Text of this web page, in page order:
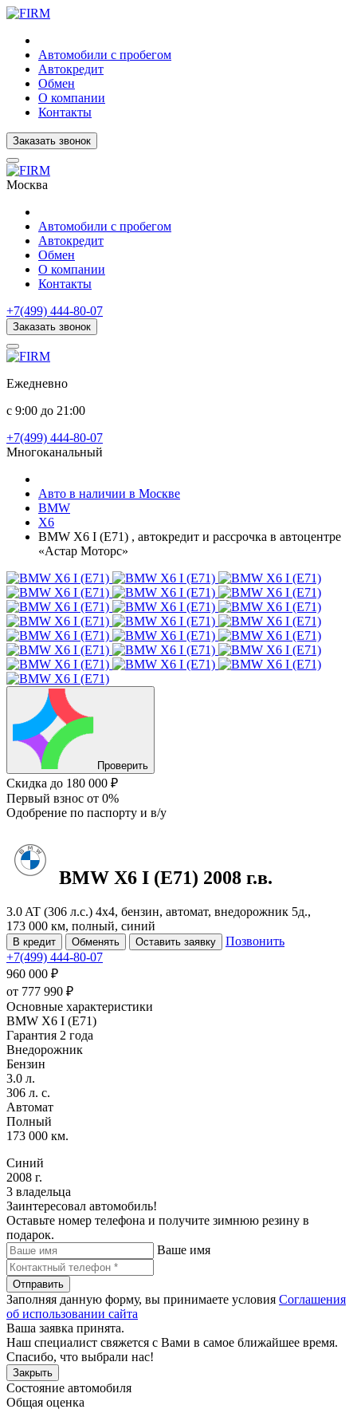
Автомобили с пробегом
Автокредит
Обмен
О компании
Контакты
Заказать звонок
Москва
Автомобили с пробегом
Автокредит
Обмен
О компании
Контакты
+7(499) 444-80-07
Заказать звонок
Ежедневно
с 9:00 до 21:00
+7(499) 444-80-07
Многоканальный
Авто в наличии в Москве
BMW
X6
BMW X6 I (E71) , автокредит и рассрочка в автоцентре
«Астар Моторс»
Проверить
Скидка до 180 000 ₽
Первый взнос от 0%
Одобрение по паспорту и в/у
BMW X6 I (E71) 2008 г.в.
3.0 AT (306 л.с.) 4x4, бензин, автомат, внедорожник 5д.,
173 000 км, полный, синий
В кредит Обменять Оставить заявку
Позвонить
+7(499) 444-80-07
960 000 ₽
от 777 990 ₽
Основные характеристики
BMW X6 I (E71)
Гарантия 2 года
Внедорожник
Бензин
3.0 л.
306 л. с.
Автомат
Полный
173 000 км.
Синий
2008 г.
3 владельца
Заинтересовал автомобиль!
Оставьте номер телефона и получите зимнюю резину в
подарок.
Ваше имя
Отправить
Заполняя данную форму, вы принимаете условия Соглашения
об использовании сайта
Ваша заявка принята.
Наш специалист свяжется с Вами в самое ближайшее время.
Спасибо, что выбрали нас!
Закрыть
Состояние автомобиля
Общая оценка